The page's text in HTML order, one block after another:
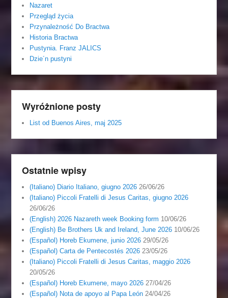
Nazaret
Przegląd życia
Przynależność Do Bractwa
Historia Bractwa
Pustynia. Franz JALICS
Dzie´n pustyni
Wyróżnione posty
List od Buenos Aires, maj 2025
Ostatnie wpisy
(Italiano) Diario Italiano, giugno 2026 26/06/26
(Italiano) Piccoli Fratelli di Jesus Caritas, giugno 2026
26/06/26
(English) 2026 Nazareth week Booking form 10/06/26
(English) Be Brothers Uk and Ireland, June 2026 10/06/26
(Español) Horeb Ekumene, junio 2026 29/05/26
(Español) Carta de Pentecostés 2026 23/05/26
(Italiano) Piccoli Fratelli di Jesus Caritas, maggio 2026
20/05/26
(Español) Horeb Ekumene, mayo 2026 27/04/26
(Español) Nota de apoyo al Papa León 24/04/26